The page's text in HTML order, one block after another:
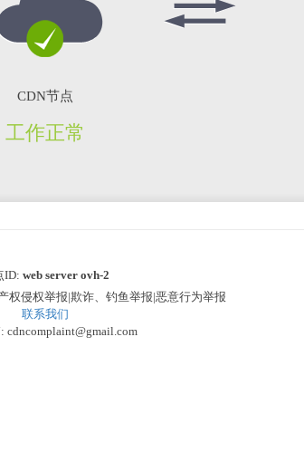
CDN节点
工作正常
ID: web server ovh-2
权侵权举报|欺诈、钓鱼举报|恶意行为举报
联系我们
cdncomplaint@gmail.com